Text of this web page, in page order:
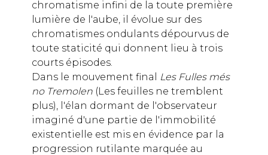
chromatisme infini de la toute première
lumière de l'aube, il évolue sur des
chromatismes ondulants dépourvus de
toute staticité qui donnent lieu à trois
courts épisodes.
Dans le mouvement final
Les Fulles més
no Tremolen (Les feuilles ne tremblent
plus), l'élan dormant de l'observateur
imaginé d'une partie de l'immobilité
existentielle est mis en évidence par la
progression rutilante marquée au